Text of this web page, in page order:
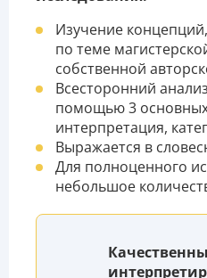
Изучение
по теме
собственной
Всесторонний
помощью 3
интерпретация,
Выражается в
Для полноценного
небольшое